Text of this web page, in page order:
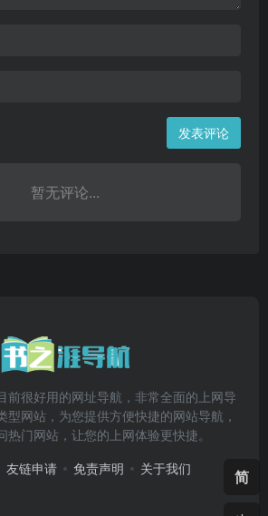
发表评论
暂无评论...
前很好用的网址导航，非常全面的上网导
型网站，为您提供方便快捷的网站导航，
热门网站，让您的上网体验更快捷。
友链申请 免责声明 关于我们 简